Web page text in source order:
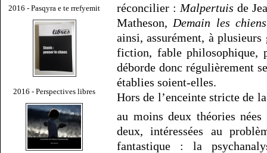
2016 - Pasqyra e te rrefyemit
2016 - Perspectives libres
réconcilier : Malpertuis de
Matheson, Demain les chiens
ainsi, assurément, à
fiction, fable philosophique,
déborde donc régulièrement
établies soient-elles.
Hors de l’enceinte stricte de
au moins deux théories
deux, intéressées au
fantastique : la